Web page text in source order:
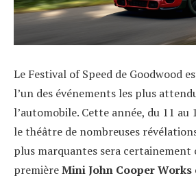
Le Festival of Speed de Goodwood
l’un des événements les plus
l’automobile. Cette année, du 11 au
le théâtre de nombreuses
plus marquantes sera certainement
premièreMini John Cooper Works